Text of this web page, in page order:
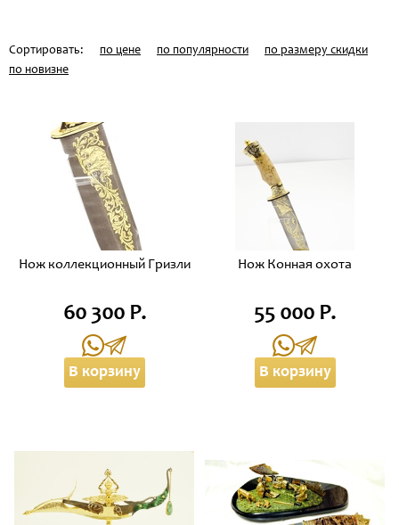
Сортировать: по цене по популярности
по размеру скидки
по новизне
Нож коллекционный Гризли
60 300 Р.
В корзину
Нож Конная охота
55 000 Р.
В корзину